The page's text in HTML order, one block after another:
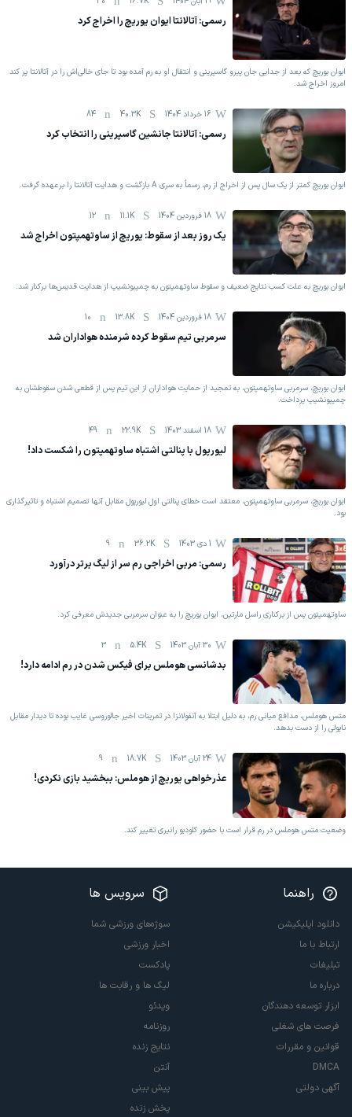
رسمی: آتالانتا ایوان یوریچ را اخراج کرد
ایوان یوریچ که بعد از جدایی جان پیرو گاسپرینی و انتقال او به رم آمده بود تا جای خالی‌اش را در آتالانتا پر کند
امروز اخراج شد.
16 خرداد 1404 40.3K
84
رسمی: آتالانتا جانشین گاسپرینی را انتخاب کرد
ایوان یوریچ کمتر از یک سال پس از اخراج از رم، رسماً به سری A بازگشت و هدایت آتالانتا را برعهده گرفت.
18 فروردين 1404 11.1K
12
یک روز بعد از سقوط: یوریچ از ساوتهمپتون اخراج شد
ایوان یوریچ به علت کسب نتایج ضعیف و سقوط ساوتهمپتون به چمپیونشیپ از هدایت قدیس‌ها برکنار شد‌.
18 فروردين 1404 13.8K
10
سرمربی تیم سقوط کرده شرمنده هواداران شد
ایوان یوریچ، سرمربی ساوتهمپتون، به تمجید از حمایت هواداران از این تیم پس از قطعی شدن سقوطشان به
چمپیونشیپ پرداخت.
18 اسفند 1403 22.9K
49
لیورپول با پنالتی اشتباه ساوتهمپتون را شکست داد!
ایوان یوریچ، سرمربی ساوتهمپتون، معتقد است خطای پنالتی اول لیورپول مقابل آنها تصمیم اشتباه و تاثیرگذاری
بود.
1 دی 1403 36.2K
9
رسمی: مربی اخراجی رم سر از لیگ برتر درآورد
ساوتهمپتون پس از برکناری راسل مارتین، ایوان یوریچ را به عنوان سرمربی جدیدش معرفی کرد.
30 آبان 1403 5.4K
3
بدشانسی هوملس برای فیکس شدن در رم ادامه دارد!
متس هوملس، مدافع میانی رم، به دلیل ابتلا به آنفولانزا در تمرینات اخیر جالوروسی غایب بوده تا دیدار مقابل
ناپولی را از دست بدهد.
24 آبان 1403 18.7K
9
عذرخواهی یوریچ از هوملس: ببخشید بازی نکردی!
وضعیت متس هوملس در رم قرار است با حضور کلودیو رانیری تغییر کند.
راهنما
دانلود اپلیکیشن
ارتباط با ما
تبلیغات
درباره ما
ابزار توسعه دهندگان
فرصت های شغلی
قوانین و مقررات
DMCA
آگهی دولتی
سرویس ها
سوژه‌های ورزشی شما
اخبار ورزشی
پادکست
لیگ ها و رقابت ها
ویدئو
روزنامه
نتایج زنده
آنتن
پیش بینی
پخش زنده